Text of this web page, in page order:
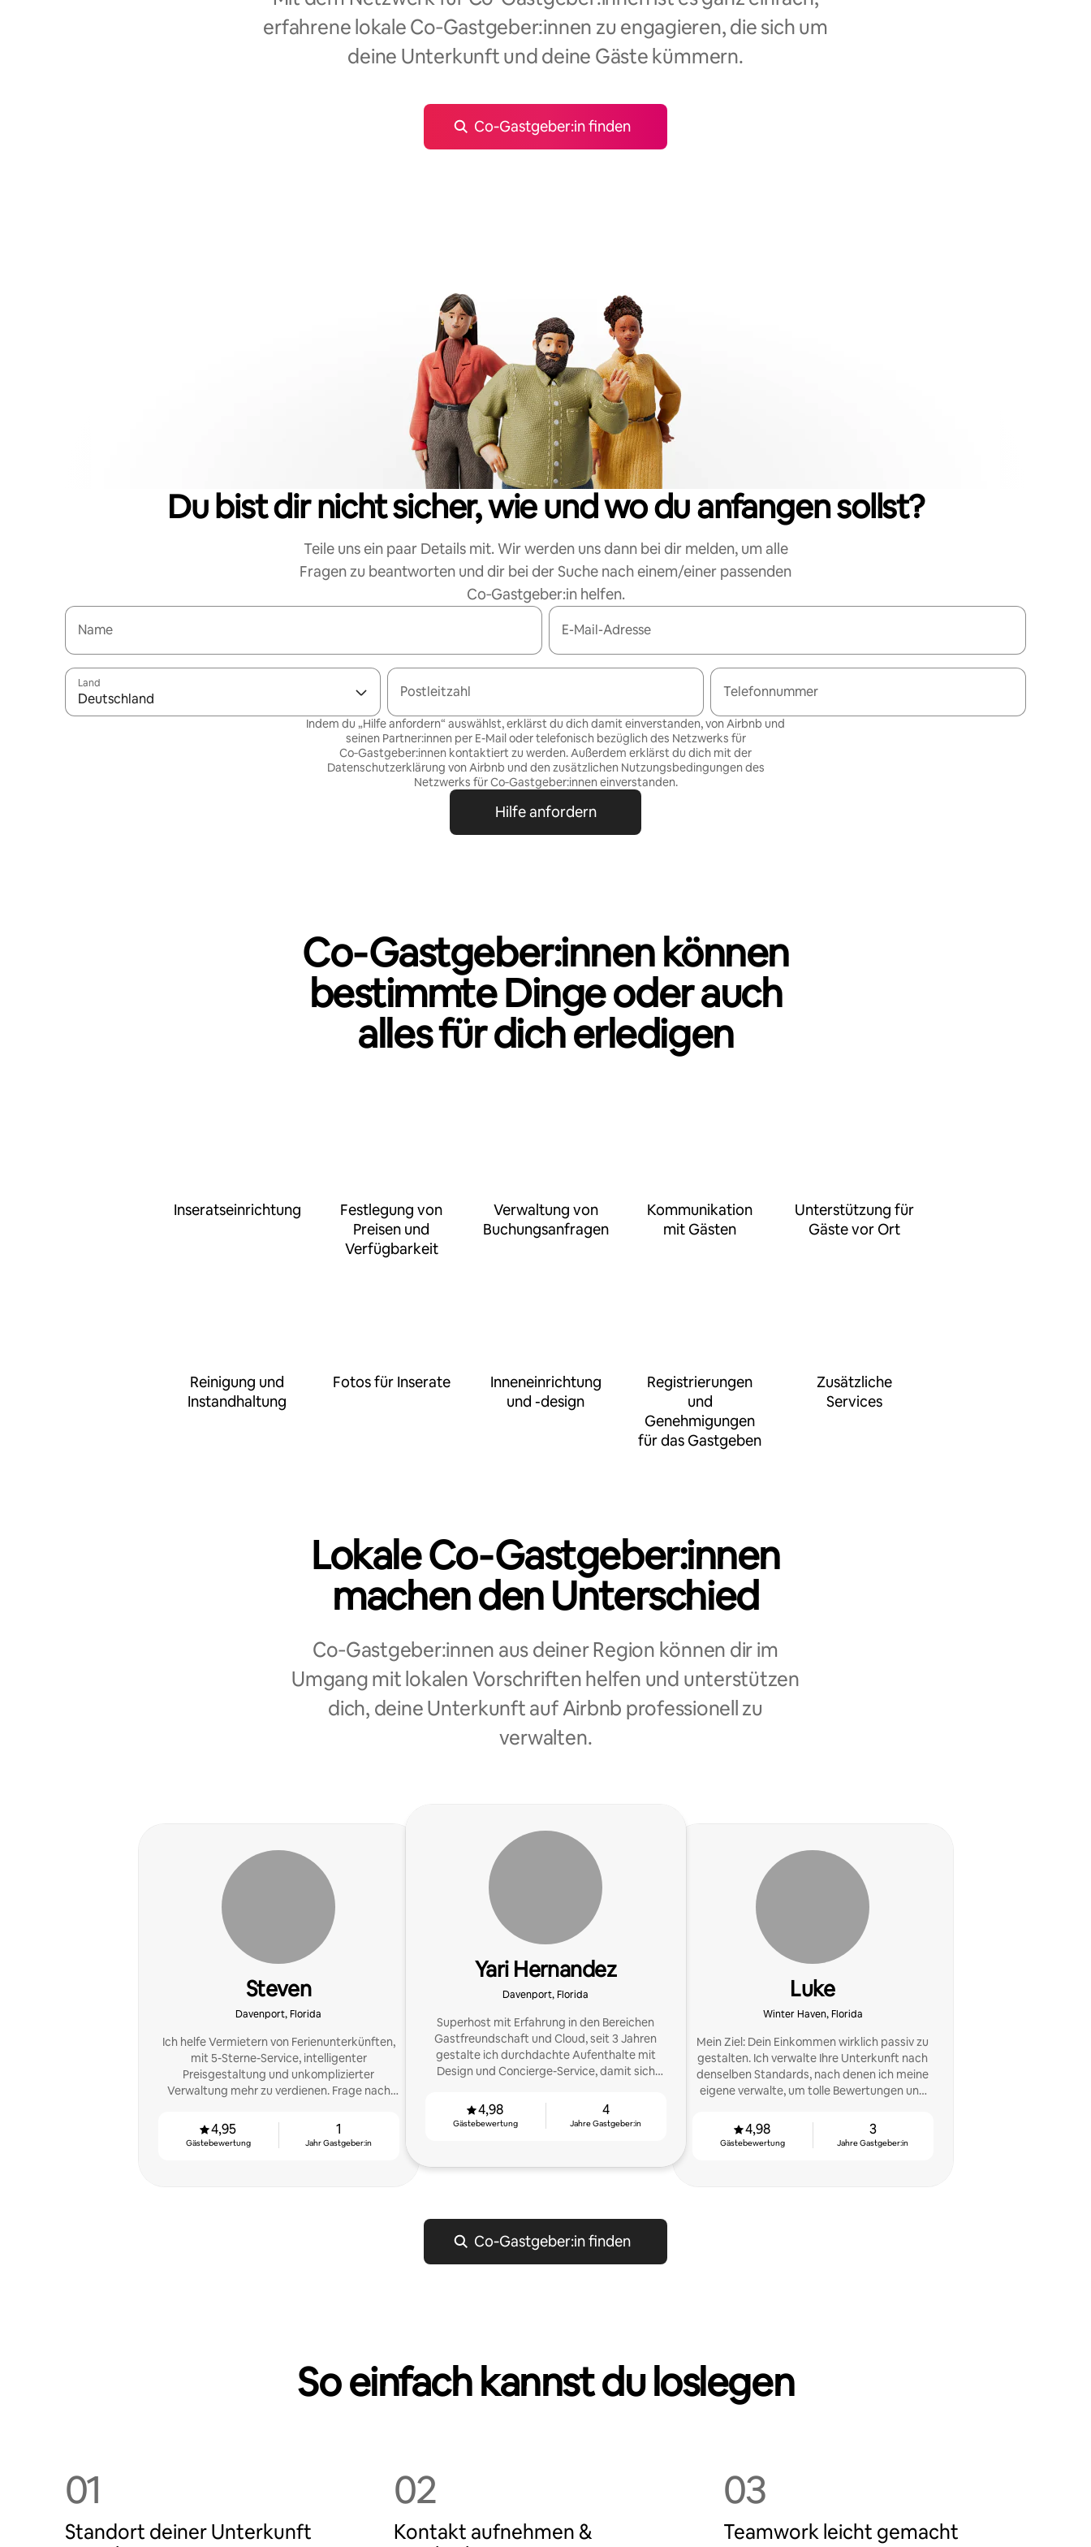
erfahrene lokale Co‑Gastgeber:innen zu engagieren, die sich um
deine Unterkunft und deine Gäste kümmern.
Co‑Gastgeber:in finden
Du bist dir nicht sicher, wie und wo du anfangen sollst?
Teile uns ein paar Details mit. Wir werden uns dann bei dir melden, um alle
Fragen zu beantworten und dir bei der Suche nach einem/einer passenden
Co‑Gastgeber:in helfen.
Name E-Mail-Adresse
Land
Deutschland Postleitzahl Telefonnummer
Indem du „Hilfe anfordern“ auswählst, erklärst du dich damit einverstanden, von Airbnb und
seinen Partner:innen per E-Mail oder telefonisch bezüglich des Netzwerks für
Co‑Gastgeber:innen kontaktiert zu werden. Außerdem erklärst du dich mit der
Datenschutzerklärung von Airbnb und denzusätzlichen Nutzungsbedingungen des
Netzwerks für Co‑Gastgeber:inneneinverstanden.
Hilfe anfordern
Co‑Gastgeber:innen können
bestimmte Dinge oder auch
alles für dich erledigen
Inseratseinrichtung
Festlegung von
Preisen und
Verfügbarkeit
Verwaltung von
Buchungsanfragen
Kommunikation
mit Gästen
Unterstützung für
Gäste vor Ort
Reinigung und
Instandhaltung
Fotos für Inserate
Inneneinrichtung
und -design
Registrierungen
und
Genehmigungen
für das Gastgeben
Zusätzliche
Services
Lokale Co‑Gastgeber:innen
machen den Unterschied
Co‑Gastgeber:innen aus deiner Region können dir im
Umgang mit lokalen Vorschriften helfen und unterstützen
dich, deine Unterkunft auf Airbnb professionell zu
verwalten.
Steven
Davenport, Florida
Ich helfe Vermietern von Ferienunterkünften,
mit 5-Sterne-Service, intelligenter
Preisgestaltung und unkomplizierter
Verwaltung mehr zu verdienen. Frage nach
4,95
Gästebewertung
1
Jahr Gastgeber:in
Yari Hernandez
Davenport, Florida
Superhost mit Erfahrung in den Bereichen
Gastfreundschaft und Cloud, seit 3 Jahren
gestalte ich durchdachte Aufenthalte mit
Design und Concierge-Service, damit sich
anfühlt.
4,98
Gästebewertung
4
Jahre Gastgeber:in
Luke
Winter Haven, Florida
Mein Ziel: Dein Einkommen wirklich passiv zu
gestalten. Ich verwalte Ihre Unterkunft nach
denselben Standards, nach denen ich meine
eigene verwalte, um tolle Bewertungen und
4,98
Gästebewertung
3
Jahre Gastgeber:in
Co‑Gastgeber:in finden
So einfach kannst du loslegen
01
Standort deiner Unterkunft
02
Kontakt aufnehmen &
03
Teamwork leicht gemacht